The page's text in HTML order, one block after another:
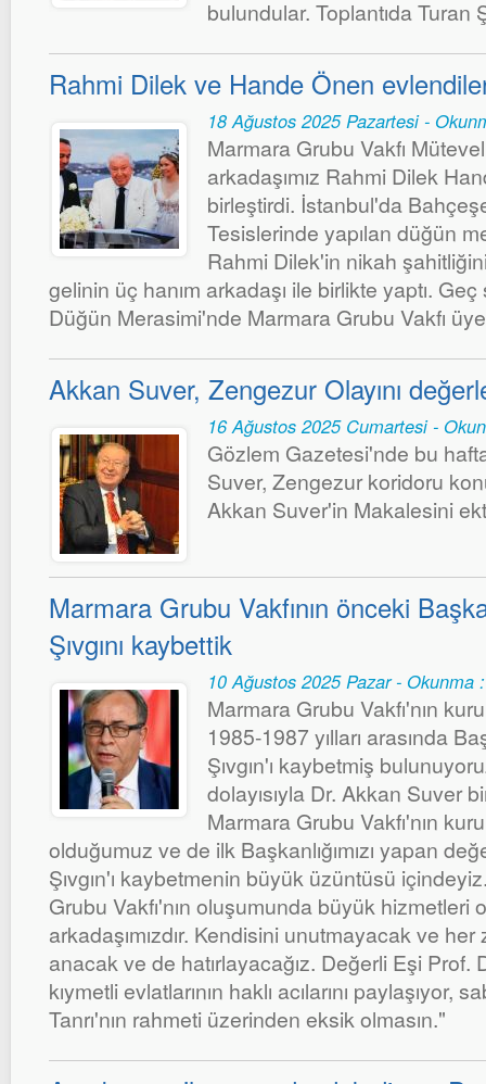
bulundular. Toplantıda Turan
Rahmi Dilek ve Hande Önen
18 Ağustos 2025 Pazartesi -
Marmara Grubu Vakfı
arkadaşımız Rahmi Dilek
birleştirdi. İstanbul'da
Tesislerinde yapılan düğün
Rahmi Dilek'in nikah
gelinin üç hanım arkadaşı ile birlikte yaptı.
Düğün Merasimi'nde Marmara Grubu Vakfı
Akkan Suver, Zengezur Olayını
16 Ağustos 2025 Cumartesi -
Gözlem Gazetesi'nde bu
Suver, Zengezur koridoru
Akkan Suver'in Makalesini
Marmara Grubu Vakfının önceki
Şıvgını kaybettik
10 Ağustos 2025 Pazar - Okunma
Marmara Grubu Vakfı'nın
1985-1987 yılları arasında
Şıvgın'ı kaybetmiş
dolayısıyla Dr. Akkan Suver
Marmara Grubu Vakfı'nın
olduğumuz ve de ilk Başkanlığımızı yapan
Şıvgın'ı kaybetmenin büyük üzüntüsü
Grubu Vakfı'nın oluşumunda büyük hizmetleri
arkadaşımızdır. Kendisini unutmayacak ve
anacak ve de hatırlayacağız. Değerli Eşi Prof.
kıymetli evlatlarının haklı acılarını paylaşıyor,
Tanrı'nın rahmeti üzerinden eksik olmasın."